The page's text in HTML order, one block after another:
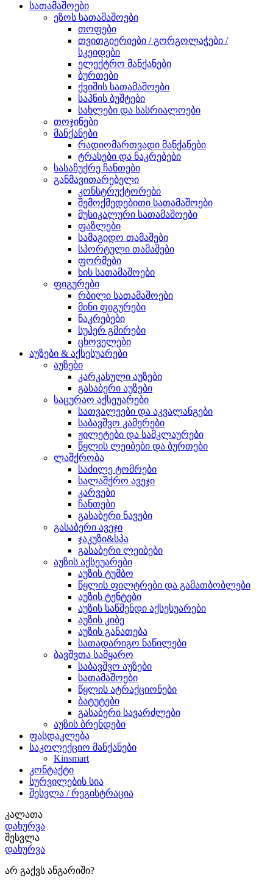
სათამაშოები
ეზოს სათამაშოები
თოფები
თვითგიერიები / გორგოლაჭები /
სკეიდები
ელექტრო მანქანები
ბურთები
ქვიშის სათამაშოები
საპნის ბუშტები
სახლები და სასრიალოები
თოჯინები
მანქანები
რადიომართვადი მანქანები
ტრასები და ნაკრებები
სასაჩუქრე ჩანთები
განმავითარებელი
კონსტრუქტორები
შემოქმედებითი სათამაშოები
მუსიკალური სათამაშოები
ფაზლები
სამაგიდო თამაშები
სპორტული თამაშები
ფორმები
ხის სათამაშოები
ფიგურები
რბილი სათამაშოები
მინი ფიგურები
ნაკრებები
სუპერ გმირები
ცხოველები
აუზები & აქსესუარები
აუზები
კარკასული აუზები
გასაბერი აუზები
საცურაო აქსეუარები
სათვალეები და აკვალანგები
საბავშვო კამერები
ჟილეტები და სამკლაურები
წყლის ლეიბები და ბურთები
ლაშქრობა
საძილე ტომრები
სალაშქრო ავეჯი
კარვები
ჩანთები
გასაბერი ნავები
გასაბერი ავეჯი
ჯაკუზი&სპა
გასაბერი ლეიბები
აუზის აქსეუარები
აუზის ტუმბო
წყლის ფილტრები და გამათბობლები
აუზის ტენტები
აუზის საწმენდი აქსესუარები
აუზის კიბე
აუზის განათება
სათადარიგო ნაწილები
ბავშვთა სამყარო
საბავშვო აუზები
სათამაშოები
წყლის ატრაქციონები
ბატუტები
გასაბერი სავარძლები
აუზის ბრენდები
ფასდაკლება
საკოლექციო მანქანები
Kinsmart
კონტაქტი
სურვილების სია
შესვლა / რეგისტრაცია
კალათა
დახურვა
შესვლა
დახურვა
არ გაქვს ანგარიში?